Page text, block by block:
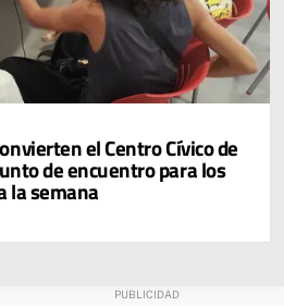
el Centro Cívico de
de encuentro para los
la semana